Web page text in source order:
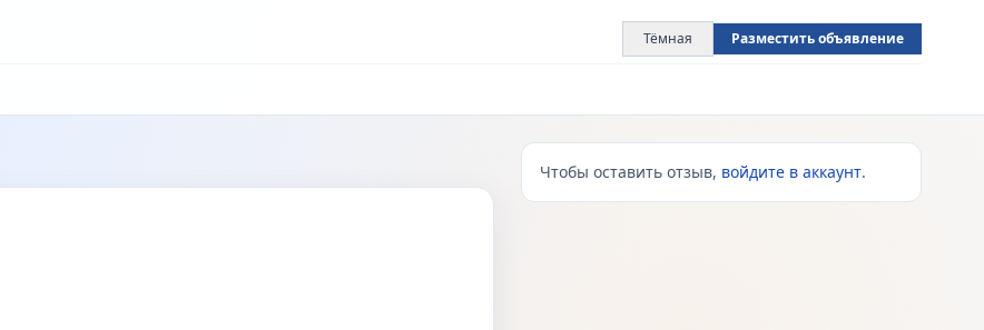
Тёмная Разместить объявление
Чтобы оставить отзыв, войдите в аккаунт.